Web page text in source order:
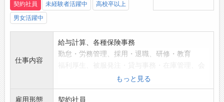
契約社員 未経験者活躍中
高校卒以上
男女活躍中
仕事内容
給与計算、各種保険事務
勤怠・労務管理、採用・退職、研修・教育
書類管理・整理、各種届出・報告、電話応対、
環境美化、庶務等
もっと見る
雇用形態 契約社員